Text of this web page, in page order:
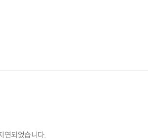
연되었습니다.